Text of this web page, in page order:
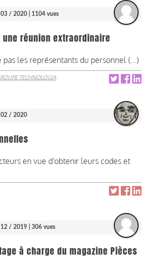
/ 2020 | 1104 vues
une réunion extraordinaire
les représentants du personnel (...)
TECHNOLOGIA
/ 2020
en vue d'obtenir leurs codes et
/ 2019 | 306 vues
à charge du magazine Pièces